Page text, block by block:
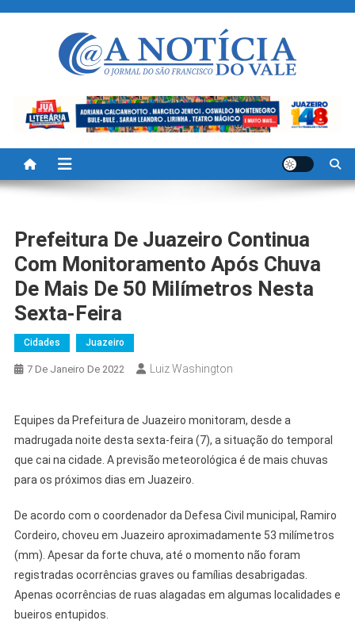
A Noticia Do Vale
Prefeitura De Juazeiro Continua
Com Monitoramento Após Chuva
De Mais De 50 Milímetros Nesta
Sexta-Feira
Cidades Juazeiro
7 De Janeiro De 2022 Luiz Washington
Equipes da Prefeitura de Juazeiro monitoram, desde a
madrugada noite desta sexta-feira (7), a situação do temporal
que cai na cidade. A previsão meteorológica é de mais chuvas
para os próximos dias em Juazeiro.
De acordo com o coordenador da Defesa Civil municipal, Ramiro
Cordeiro, choveu em Juazeiro aproximadamente 53 milímetros
(mm). Apesar da forte chuva, até o momento não foram
registradas ocorrências graves ou famílias desabrigadas.
Apenas ocorrências de ruas alagadas em algumas localidades e
bueiros entupidos.